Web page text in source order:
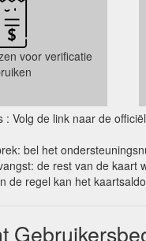
voor verificatie
: Volg de link naar de
bel het
de rest van de kaart
de regel kan het